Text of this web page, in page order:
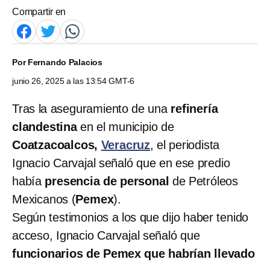
Compartir en
PorFernando Palacios
junio 26, 2025 a las 13:54 GMT-6
Tras la aseguramiento de una refinería
clandestinaen el municipio de
Coatzacoalcos, Veracruz, el periodista
Ignacio Carvajal señaló que en ese predio
había presencia de personal de Petróleos
Mexicanos (Pemex).
Según testimonios a los que dijo haber tenido
acceso, Ignacio Carvajal señaló que
funcionarios de Pemex que habrían llevado